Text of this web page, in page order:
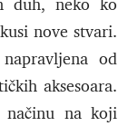
duh, neko ko
nove stvari.
od
aksesoara.
načinu na koji